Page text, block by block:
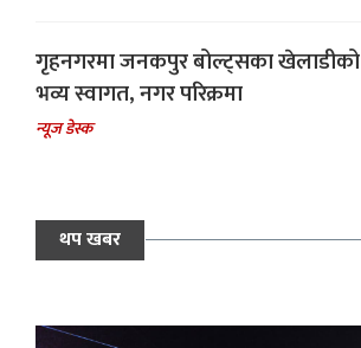
गृहनगरमा जनकपुर बोल्ट्सका खेलाडीको
भव्य स्वागत, नगर परिक्रमा
न्यूज डेस्क
थप खबर